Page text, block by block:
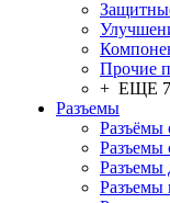
Прочие
+ ЕЩЕ 7
Разъeмы
Разъёмы
Разъeмы
Разъeмы
Разъeмы